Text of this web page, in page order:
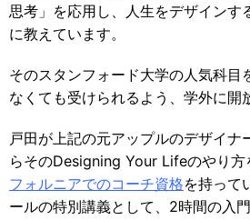
思考」を応用し、人生をデザインす
に教えています。
そのスタンフォード大学の人気科目
なくても受けられるよう、学外に開
戸田が上記の元アップルのデザイナ
らそのDesigning Your Lifeのやり方
フォルニアでのコーチ資格を持って
ールの特別講義として、2時間の入